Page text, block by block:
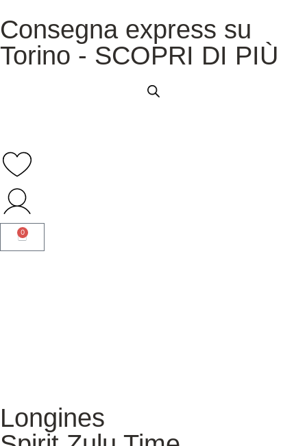
Consegna express su
Torino - SCOPRI DI PIÙ
0
Longines